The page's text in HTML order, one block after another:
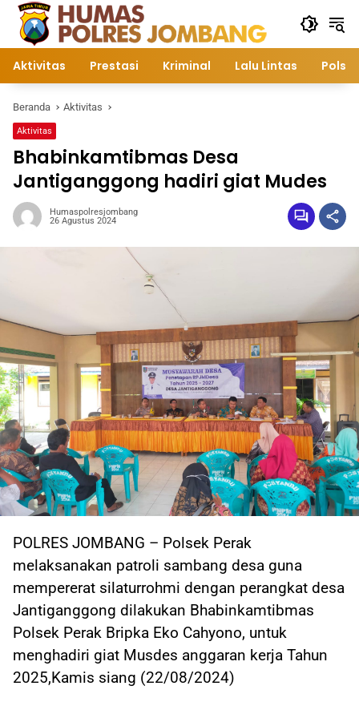
Langsung
konten
Aktivitas Prestasi Kriminal Lalu Lintas
Beranda Aktivitas
Aktivitas
Bhabinkamtibmas Desa
Jantiganggong hadiri giat Mudes
Humaspolresjombang
26 Agustus 2024
POLRES JOMBANG – Polsek Perak
melaksanakan patroli sambang desa guna
mempererat silaturrohmi dengan perangkat desa
Jantiganggong dilakukan Bhabinkamtibmas
Polsek Perak Bripka Eko Cahyono, untuk
menghadiri giat Musdes anggaran kerja Tahun
2025,Kamis siang (22/08/2024)